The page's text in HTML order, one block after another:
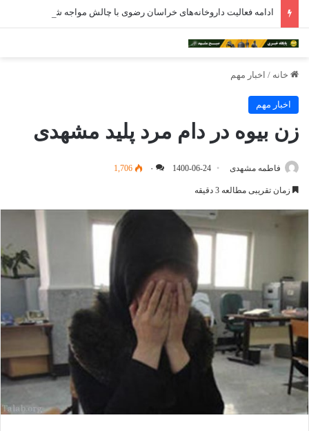
خانه / اخبار مهم
اخبار مهم
زن بیوه در دام مرد پلید مشهدی
فاطمه مشهدی 1400-06-24 ۰ 1,706
زمان تقریبی مطالعه 3 دقیقه